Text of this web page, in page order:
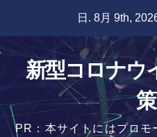
content
日. 8月 9th,
新型コロナウ
PR：本サイトにはプロ